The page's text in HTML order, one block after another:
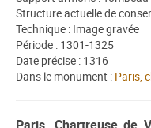
Structure actuelle de
Technique : Image gravée
Période : 1301-1325
Date précise : 1316
Dans le monument : Paris,